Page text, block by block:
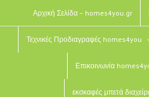
Αρχική Σελίδα – homes4you.gr
Τεχνικές Προδιαγραφές homes4you
Επικοινωνία
εκσκαφές μπετά